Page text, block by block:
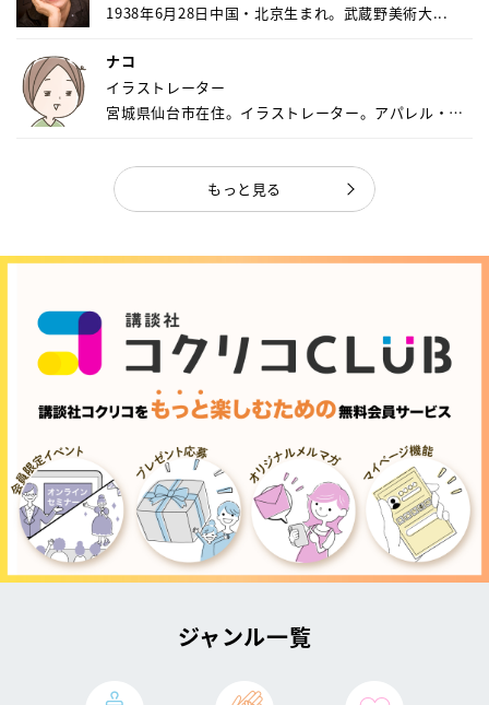
1938年6月28日中国・北京生まれ。武蔵野美術大...
ナコ
イラストレーター
宮城県仙台市在住。イラストレーター。アパレル・キ
もっと見る
ジャンル一覧